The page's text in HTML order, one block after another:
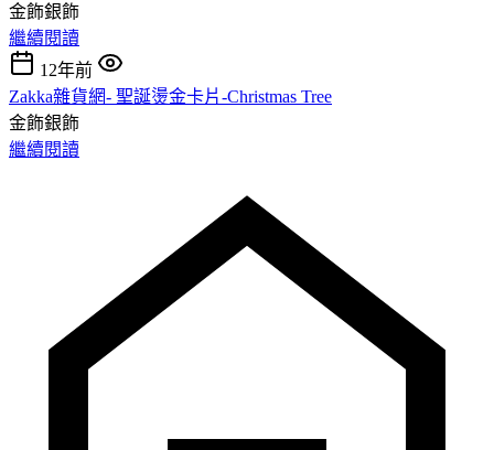
金飾銀飾
繼續閱讀
12年前
Zakka雜貨網- 聖誕燙金卡片-Christmas Tree
金飾銀飾
繼續閱讀